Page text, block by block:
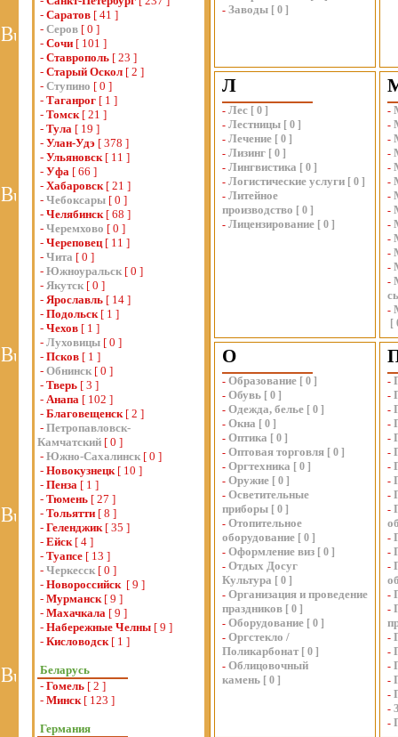
- Саратов [ 41 ]
- Серов [ 0 ]
- Сочи [ 101 ]
- Ставрополь [ 23 ]
- Старый Оскол [ 2 ]
- Ступино [ 0 ]
- Таганрог [ 1 ]
- Томск[ 21 ]
- Тула [ 19 ]
- Улан-Удэ [ 378 ]
- Ульяновск[ 11 ]
- Уфа [ 66 ]
- Хабаровск[ 21 ]
- Чебоксары [ 0 ]
- Челябинск[ 68 ]
- Черемхово [ 0 ]
- Череповец[ 11 ]
- Чита [ 0 ]
- Южноуральск [ 0 ]
- Якутск [ 0 ]
- Ярославль [ 14 ]
- Подольск[ 1 ]
- Чехов [ 1 ]
- Луховицы [ 0 ]
- Псков [ 1 ]
- Обнинск [ 0 ]
- Тверь [ 3 ]
- Анапа [ 102 ]
- Благовещенск[ 2 ]
- Петропавловск-
Камчатский [ 0 ]
- Южно-Сахалинск [ 0 ]
- Новокузнецк[ 10 ]
- Пенза [ 1 ]
- Тюмень [ 27 ]
- Тольятти [ 8 ]
- Геленджик[ 35 ]
- Ейск[ 4 ]
- Туапсе [ 13 ]
- Черкесск [ 0 ]
- Новороссийск [ 9 ]
- Мурманск[ 9 ]
- Махачкала [ 9 ]
- Набережные Челны [ 9 ]
- Кисловодск[ 1 ]
Беларусь
- Гомель [ 2 ]
- Минск[ 123 ]
Германия
- Заводы [ 0 ]
Л
- Лес [ 0 ]
- Лестницы [ 0 ]
- Лечение [ 0 ]
- Лизинг [ 0 ]
- Лингвистика [ 0 ]
- Логистические услуги [ 0 ]
- Литейное
производство [ 0 ]
- Лицензирование [ 0 ]
-
-
-
-
-
-
-
-
-
-
-
-
-
-
[
О
- Образование [ 0 ]
- Обувь [ 0 ]
- Одежда, белье [ 0 ]
- Окна [ 0 ]
- Оптика [ 0 ]
- Оптовая торговля [ 0 ]
- Оргтехника [ 0 ]
- Оружие [ 0 ]
- Осветительные
приборы [ 0 ]
- Отопительное
оборудование [ 0 ]
- Оформление виз [ 0 ]
- Отдых Досуг
Культура [ 0 ]
- Организация и проведение
праздников [ 0 ]
- Оборудование [ 0 ]
- Оргстекло /
Поликарбонат [ 0 ]
- Облицовочный
камень [ 0 ]
-
-
-
-
-
-
-
-
-
-
-
-
-
-
-
-
-
-
-
-
-
-